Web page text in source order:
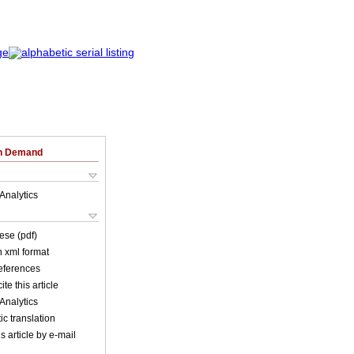
Demand
(pdf)
xml format
this article
translation
article by e-mail